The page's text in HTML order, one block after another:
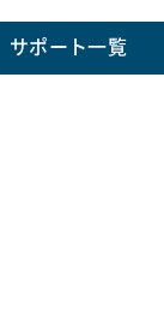
サポート一覧